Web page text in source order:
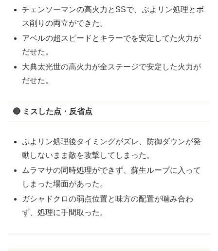
チェンソーマンの高火力とSSで、ぷよリン処理とボ
ス削りの両立ができた。
アベルの超スピードとキラーでを安定してた火力が
だせた。
大典太光世の高火力が全ステージで安定した火力が
だせた。
🔴 ミスした点・反省点
ぷよリン処理後タイミングがズレ、防御ダウンが発
動しないまま敵を攻撃してしまった。
ムラマサの同時処理ができず、蘇生ループに入って
しまった場面があった。
ガシャドクロの弱点位置と味方の配置が噛み合わ
ず、処理に手間取った。